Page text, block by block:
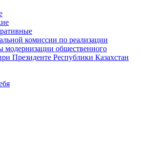
комиссии по реализации
модернизации общественного
Президенте Республики Казахстан